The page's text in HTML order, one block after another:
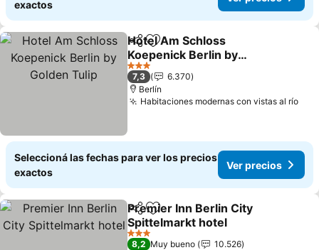
exactos
CompartirAñadir a favoritos
Hotel Am Schloss
Koepenick Berlin by
Golden Tulip
3 Estrellas
7,3
6.370
Berlín
Habitaciones modernas con vistas al río
Seleccioná las fechas para ver los precios
exactos
Ver precios
CompartirAñadir a favoritos
Premier Inn Berlin City
Spittelmarkt hotel
3 Estrellas
8,2 Muy bueno
10.526